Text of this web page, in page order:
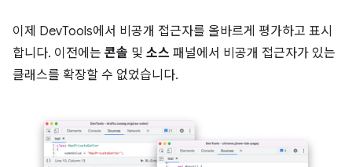
이제 DevTools에서 비공개 접근자를 올바르게 평가하고 표시
합니다. 이전에는 콘솔 및 소스 패널에서 비공개 접근자가 있는
클래스를 확장할 수 없었습니다.